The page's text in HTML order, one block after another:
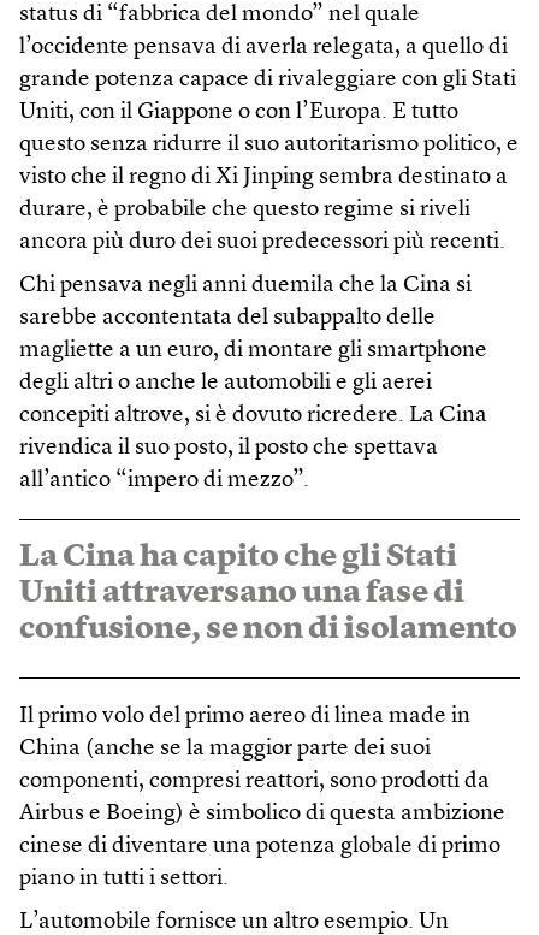
status di “fabbrica del mondo” nel quale
l’occidente pensava di averla relegata, a quello di
grande potenza capace di rivaleggiare con gli Stati
Uniti, con il Giappone o con l’Europa. E tutto
questo senza ridurre il suo autoritarismo politico, e
visto che il regno di Xi Jinping sembra destinato a
durare, è probabile che questo regime si riveli
ancora più duro dei suoi predecessori più recenti.
Chi pensava negli anni duemila che la Cina si
sarebbe accontentata del subappalto delle
magliette a un euro, di montare gli smartphone
degli altri o anche le automobili e gli aerei
concepiti altrove, si è dovuto ricredere. La Cina
rivendica il suo posto, il posto che spettava
all’antico “impero di mezzo”.
La Cina ha capito che gli Stati
Uniti attraversano una fase di
confusione, se non di isolamento
Il primo volo del primo aereo di linea made in
China (anche se la maggior parte dei suoi
componenti, compresi reattori, sono prodotti da
Airbus e Boeing) è simbolico di questa ambizione
cinese di diventare una potenza globale di primo
piano in tutti i settori.
L’automobile fornisce un altro esempio. Un